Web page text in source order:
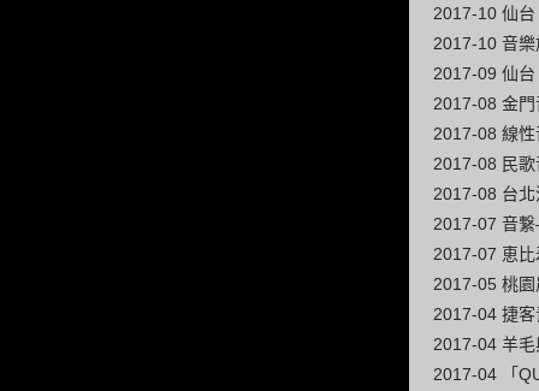
2017-10 仙
2017-10 音樂
2017-09 仙
2017-08 金門
2017-08 線
2017-08 民
2017-08 台
2017-07 音
2017-07 恵
2017-05 桃
2017-04 捷
2017-04 羊
2017-04 「